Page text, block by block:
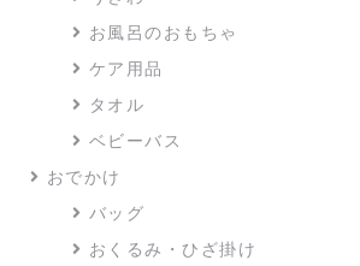
お風呂のおもちゃ
ケア用品
タオル
ベビーバス
おでかけ
バッグ
おくるみ・ひざ掛け